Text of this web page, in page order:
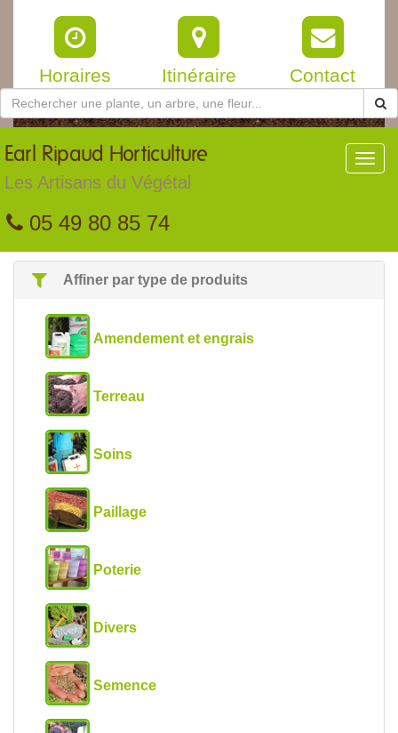
Horaires Itinéraire Contact
Earl Ripaud Horticulture
Les Artisans du Végétal
05 49 80 85 74
Affiner par type de produits
Amendement et engrais
Terreau
Soins
Paillage
Poterie
Divers
Semence